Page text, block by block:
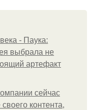
- Паука:
выбрала не
артефакт
сейчас
контента,